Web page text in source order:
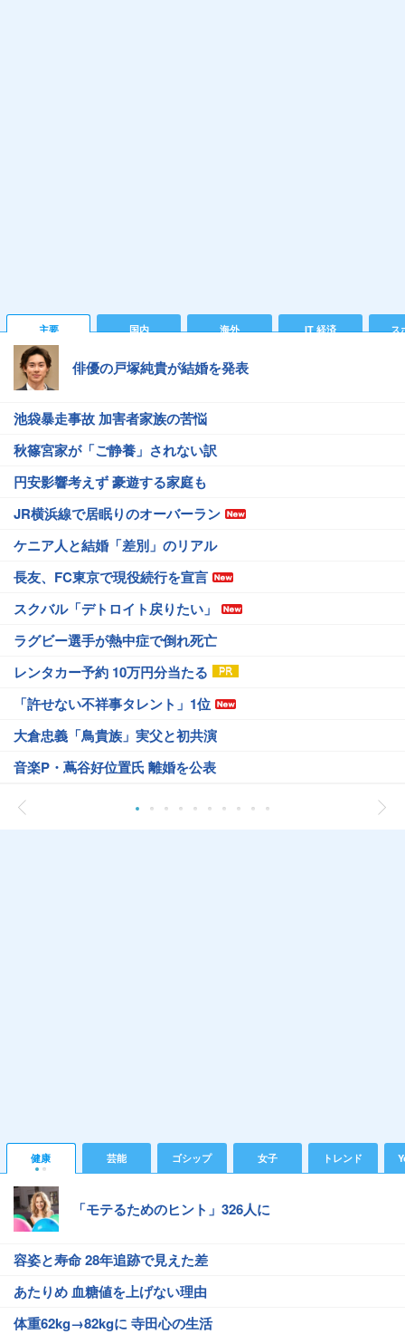
主要 国内 海外 IT 経済 ス
俳優の戸塚純貴が結婚を発表
池袋暴走事故 加害者家族の苦悩
秋篠宮家が「ご静養」されない訳
円安影響考えず 豪遊する家庭も
JR横浜線で居眠りのオーバーラン
ケニア人と結婚「差別」のリアル
長友、FC東京で現役続行を宣言
スクバル「デトロイト戻りたい」
ラグビー選手が熱中症で倒れ死亡
レンタカー予約 10万円分当たる
「許せない不祥事タレント」1位
大倉忠義「鳥貴族」実父と初共演
音楽P・蔦谷好位置氏 離婚を公表
健康 芸能 ゴシップ 女子 トレンド
「モテるためのヒント」326人に
容姿と寿命 28年追跡で見えた差
あたりめ 血糖値を上げない理由
体重62kg→82kgに 寺田心の生活